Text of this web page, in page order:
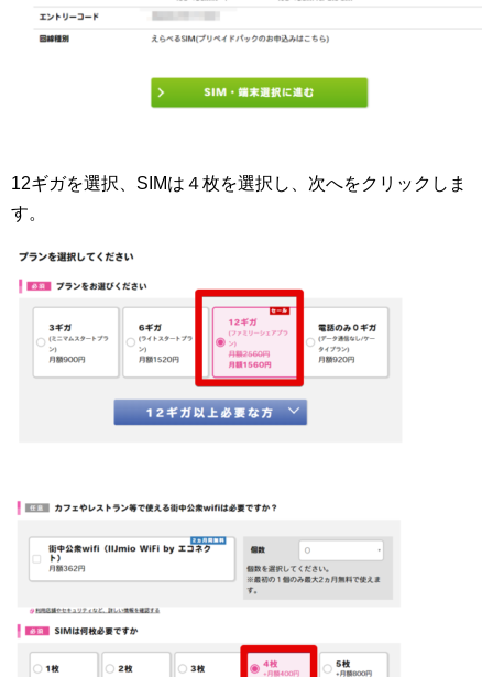
12ギガを選択、SIMは４枚を選択し、次へをクリックしま
す。